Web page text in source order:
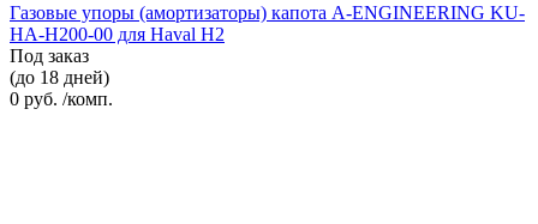
Газовые упоры (амортизаторы) капота A-ENGINEERING KU-
HA-H200-00 для Haval H2
Под заказ
(до 18 дней)
0 руб. /комп.